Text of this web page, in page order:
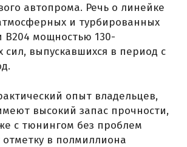
автопрома. Речь о линейке
и турбированных
B204 мощностью 130-
сил, выпускавшихся в период с
опыт владельцев,
высокий запас прочности,
с тюнингом без проблем
в полмиллиона